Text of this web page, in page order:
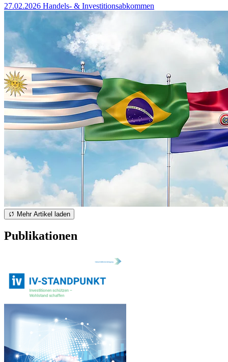
27.02.2026 Handels- & Investitionsabkommen
Mehr Artikel laden
Publikationen